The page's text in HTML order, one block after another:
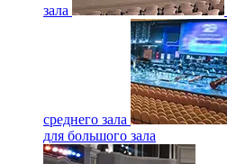
зала
среднего зала
для большого зала